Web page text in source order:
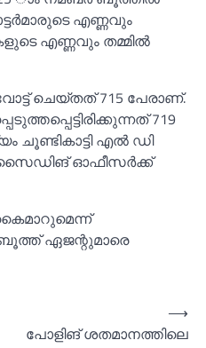
എണ്ണവും
എണ്ണവും തമ്മില്‍
ചെയ്തത് 715 പേരാണ്.
719
ചൂണ്ടികാട്ടി എല്‍ ഡി
ഓഫീസര്‍ക്ക്
ഏജന്റുമാരെ
പോളിങ് ശതമാനത്തിലെ
⟶